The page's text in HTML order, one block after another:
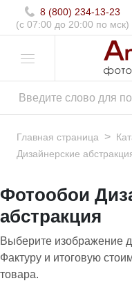
8 (800) 234-13-23
(c 07:00 до 20:00 по мск)
Главная страница >
Дизайнерские
Фотообои
абстракция
Выберите изображение
Фактуру и итоговую
товара.